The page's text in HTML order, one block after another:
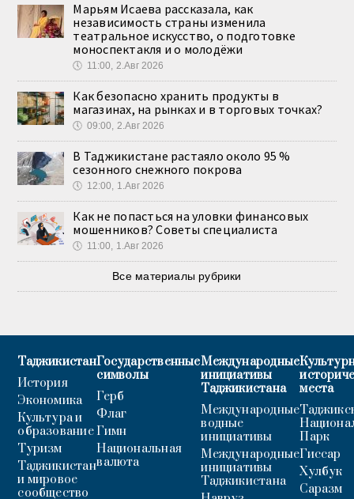
Марьям Исаева рассказала, как
независимость страны изменила
театральное искусство, о подготовке
моноспектакля и о молодёжи
🕔 11:00, 2.Авг 2026
Как безопасно хранить продукты в
магазинах, на рынках и в торговых точках?
🕔 09:00, 2.Авг 2026
В Таджикистане растаяло около 95 %
сезонного снежного покрова
🕔 12:00, 1.Авг 2026
Как не попасться на уловки финансовых
мошенников? Советы специалиста
🕔 11:00, 1.Авг 2026
Все материалы рубрики
Таджикистан
История
Экономика
Культура и
образование
Туризм
Таджикистан
и мировое
сообщество
Государственные
символы
Герб
Флаг
Гимн
Национальная
валюта
Международные
инициативы
Таджикистана
Международные
водные
инициативы
Международные
инициативы
Таджикистана
места
Парк
Гиссар
Хулбук
Саразм